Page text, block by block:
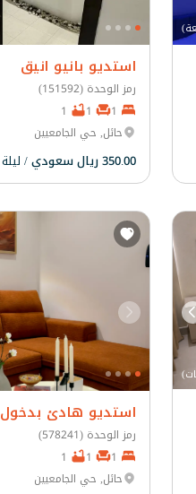
استديو بانيو انيق
رمز الوحدة (151592)
حائل, حي الجامعيين
350.00 ريال سعودي / ليلة
استديو هادئ
رمز الوحدة (578241)
حائل, حي الجامعيين